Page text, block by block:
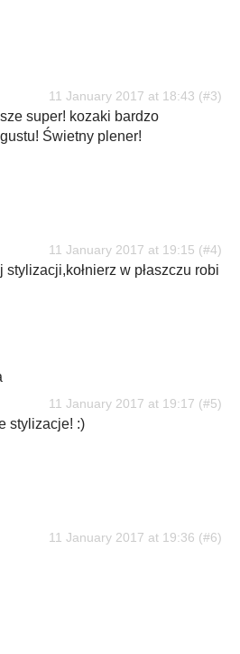
11 January 2017 at 18:43
super! kozaki bardzo
Świetny plener!
11 January 2017 at 19:15
stylizacji,kołnierz w płaszczu robi
11 January 2017 at 19:17
stylizacje! :)
11 January 2017 at 19:36